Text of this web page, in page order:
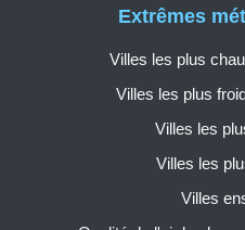
Extrêmes
Villes les plus
Villes les plus
Villes les
Villes les
Villes